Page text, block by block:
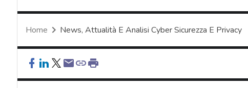
Home News, Attualità E Analisi Cyber Sicurezza E Privacy